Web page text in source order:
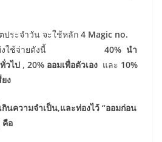
ประจำวัน จะใช้หลัก 4 Magic no.
แบ่งใช้จ่ายดังนี้ 40% นำ
วไป , 20% ออมเพื่อตัวเอง และ 10%
ง
นความจำเป็น,และท่องไว้ “ออมก่อน
คือ